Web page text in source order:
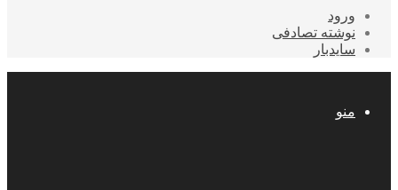
ورود
نوشته تصادفی
سایدبار
منو